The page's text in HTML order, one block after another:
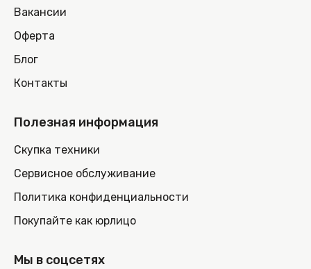
Вакансии
Оферта
Блог
Контакты
Полезная информация
Скупка техники
Сервисное обслуживание
Политика конфиденциальности
Покупайте как юрлицо
Мы в соцсетях